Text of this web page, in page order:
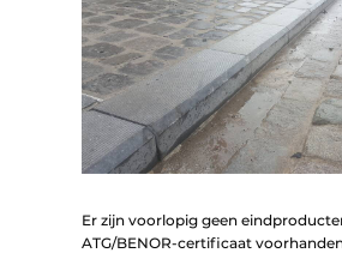
Er zijn voorlopig geen
ATG/BENOR-certificaat